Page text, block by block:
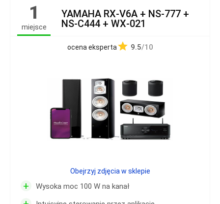
1
miejsce
YAMAHA RX‑V6A + NS‑777 +
NS‑C444 + WX‑021
ocena eksperta 9.5/10
+ Wysoka moc 100 W na kanał
Obejrzyj zdjęcia w sklepie